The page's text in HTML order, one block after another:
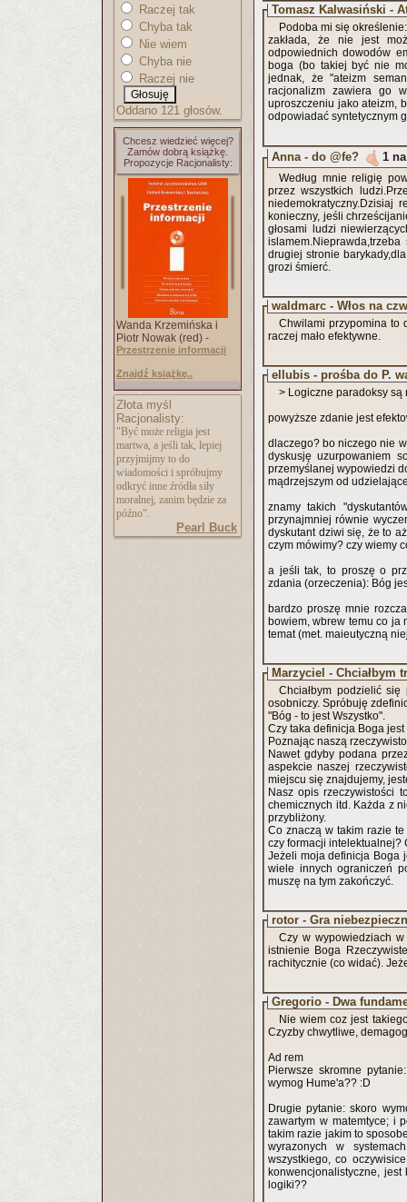
Raczej tak
Chyba tak
Nie wiem
Chyba nie
Raczej nie
Oddano 121 głosów.
Chcesz wiedzieć więcej?
Zamów dobrą książkę.
Propozycje Racjonalisty:
Wanda Krzemińska i
Piotr Nowak (red) -
Przestrzenie informacji
Znajdź książkę..
Złota myśl
Racjonalisty:
"Być może religia jest
martwa, a jeśli tak, lepiej
przyjmijmy to do
wiadomości i spróbujmy
odkryć inne źródła siły
moralnej, zanim będzie za
późno".
Pearl Buck
Tomasz Kalwasiński -
Podoba mi się
zakłada, że nie jest
odpowiednich dowodów
boga (bo takiej być nie
jednak, że "ateizm
racjonalizm zawiera go
uproszczeniu jako ateizm,
odpowiadać syntetycznym
Anna - do @fe? 1
Według mnie religię
przez wszystkich
konieczny, jeśli
głosami ludzi
drugiej stronie
grozi śmierć.
waldmarc - Włos na
Chwilami przypomina to
raczej mało efektywne.
ellubis - prośba do P.
> Logiczne paradoksy są
powyższe zdanie jest
dlaczego? bo niczego nie
dyskusję uzurpowaniem
przemyślanej wypowiedzi
mądrzejszym od
znamy takich
przynajmniej równie
dyskutant dziwi się, że to
czym mówimy? czy wiemy
a jeśli tak, to proszę o
zdania (orzeczenia): Bóg
bardzo proszę mnie
bowiem, wbrew temu co ja
temat (met. maieutyczną
Marzyciel - Chciałbym
Chciałbym podzielić
osobniczy. Spróbuję
"Bóg - to jest Wszystko".
Czy taka definicja Boga
Poznając naszą
Nawet gdyby podana
aspekcie naszej
miejscu się znajdujemy,
Nasz opis rzeczywistości
chemicznych itd. Każda z
przybliżony.
Co znaczą w takim razie
czy formacji intelektualnej?
Jeżeli moja definicja Boga
wiele innych ograniczeń
muszę na tym zakończyć.
rotor - Gra
Czy w wypowiedziach
istnienie Boga
rachitycznie (co widać).
Gregorio - Dwa
Nie wiem coz jest
Czyzby chwytliwe,
Ad rem
Pierwsze skromne
wymog Hume'a?? :D
Drugie pytanie: skoro
zawartym w matemtyce; i
takim razie jakim to
wyrazonych w
wszystkiego, co
konwencjonalistyczne,
logiki??